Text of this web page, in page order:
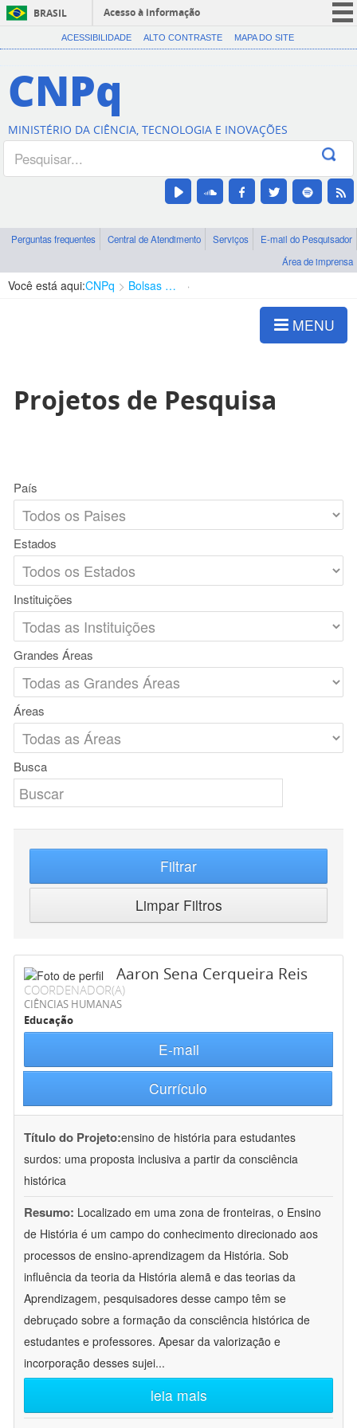
BRASIL
Acesso à informação
CORONAVÍRUS (COVID-19)
Canais
ACESSIBILIDADE ALTO CONTRASTE MAPA DO SITE
CNPq
MINISTÉRIO DA CIÊNCIA, TECNOLOGIA E INOVAÇÕES
Perguntas frequentes Central de Atendimento Serviços
E-mail do Pesquisador
Área de imprensa
Você está aqui:CNPq Bolsas e Auxílios Vigentes
MENU
Projetos de Pesquisa
País
Estados
Instituições
Grandes Áreas
Áreas
Busca
Filtrar
Limpar Filtros
Aaron Sena Cerqueira Reis
COORDENADOR(A)
CIÊNCIAS HUMANAS
Educação
E-mail
Currículo
Título do Projeto:ensino de história para estudantes
surdos: uma proposta inclusiva a partir da consciência
histórica
Resumo: Localizado em uma zona de fronteiras, o Ensino
de História é um campo do conhecimento direcionado aos
processos de ensino-aprendizagem da História. Sob
influência da teoria da História alemã e das teorias da
Aprendizagem, pesquisadores desse campo têm se
debruçado sobre a formação da consciência histórica de
estudantes e professores. Apesar da valorização e
incorporação desses sujei...
leia mais